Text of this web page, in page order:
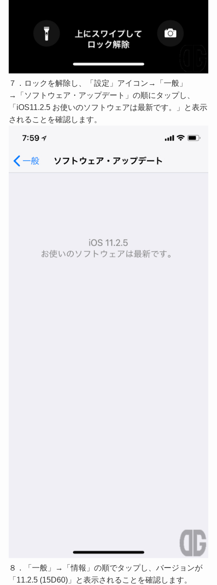
７．ロックを解除し、「設定」アイコン→「一般」
→「ソフトウェア・アップデート」の順にタップし、
「iOS11.2.5 お使いのソフトウェアは最新です。」と表示
されることを確認します。
８．「一般」→「情報」の順でタップし、バージョンが
「11.2.5 (15D60)」と表示されることを確認します。